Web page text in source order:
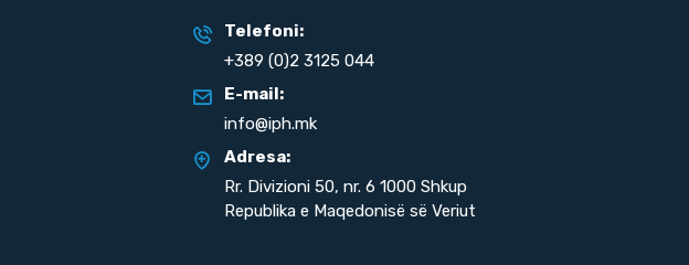
Telefoni:
+389 (0)2 3125 044
E-mail:
info@iph.mk
Adresa:
Rr. Divizioni 50, nr. 6 1000 Shkup
Republika e Maqedonisë së Veriut